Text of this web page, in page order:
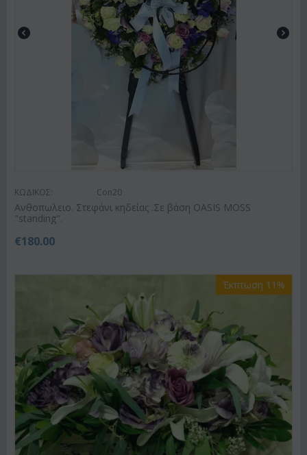
ΚΩΔΙΚΟΣ: Con20
Ανθοπωλειο. Στεφάνι κηδείας .Σε βάση OASIS MOSS
"standing".
€180.00
Έκπτωση 11%